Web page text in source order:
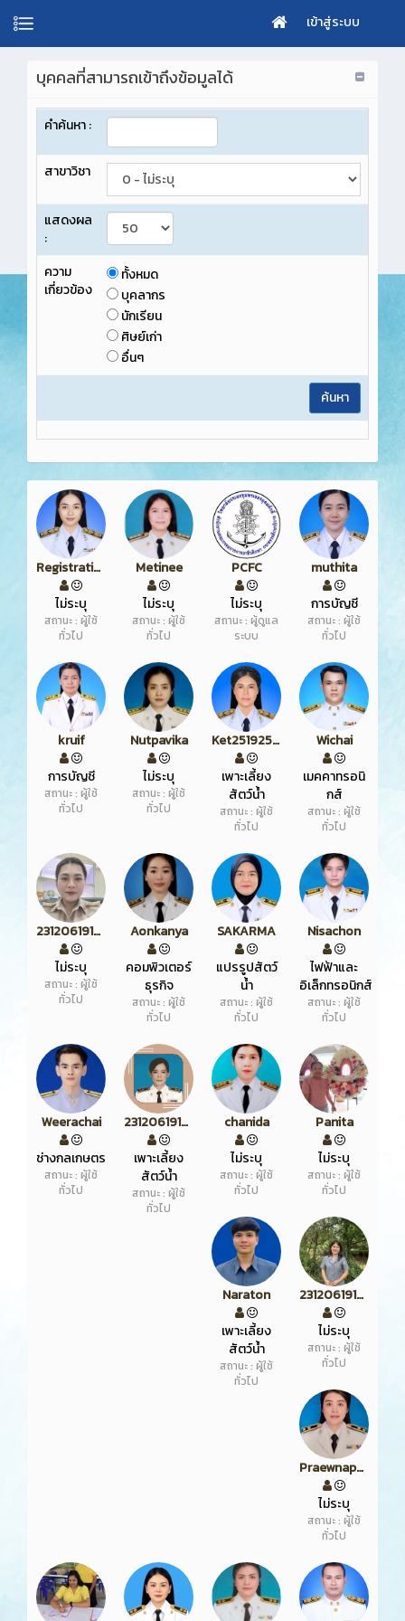
เข้าสู่ระบบ
บุคคลที่สามารถเข้าถึงข้อมูลได้
คำค้นหา :
สาขาวิชา
แสดงผล
:
ความ
เกี่ยวข้อง
ทั้งหมด
บุคลากร
นักเรียน
ศิษย์เก่า
อื่นๆ
Registration
ไม่ระบุ
สถานะ : ผู้ใช้
ทั่วไป
Metinee
ไม่ระบุ
สถานะ : ผู้ใช้
ทั่วไป
PCFC
ไม่ระบุ
สถานะ : ผู้ดูแล
ระบบ
muthita
การบัญชี
สถานะ : ผู้ใช้
ทั่วไป
kruif
การบัญชี
สถานะ : ผู้ใช้
ทั่วไป
Nutpavika
ไม่ระบุ
สถานะ : ผู้ใช้
ทั่วไป
Ket25192519
เพาะเลี้ยง
สัตว์น้ำ
สถานะ : ผู้ใช้
ทั่วไป
Wichai
เมคคาทรอนิ
กส์
สถานะ : ผู้ใช้
ทั่วไป
2312061919174991
ไม่ระบุ
สถานะ : ผู้ใช้
ทั่วไป
Aonkanya
คอมพิวเตอร์
ธุรกิจ
สถานะ : ผู้ใช้
ทั่วไป
SAKARMA
แปรรูปสัตว์
น้ำ
สถานะ : ผู้ใช้
ทั่วไป
Nisachon
ไฟฟ้าและ
อิเล็กทรอนิกส์
สถานะ : ผู้ใช้
ทั่วไป
Weerachai
ช่างกลเกษตร
สถานะ : ผู้ใช้
ทั่วไป
2312061919272183
เพาะเลี้ยง
สัตว์น้ำ
สถานะ : ผู้ใช้
ทั่วไป
chanida
ไม่ระบุ
สถานะ : ผู้ใช้
ทั่วไป
Panita
ไม่ระบุ
สถานะ : ผู้ใช้
ทั่วไป
Naraton
เพาะเลี้ยง
สัตว์น้ำ
สถานะ : ผู้ใช้
ทั่วไป
2312061919322495
ไม่ระบุ
สถานะ : ผู้ใช้
ทั่วไป
Praewnapha
ไม่ระบุ
สถานะ : ผู้ใช้
ทั่วไป